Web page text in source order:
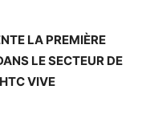
LA PREMIÈRE
LE SECTEUR DE
VIVE